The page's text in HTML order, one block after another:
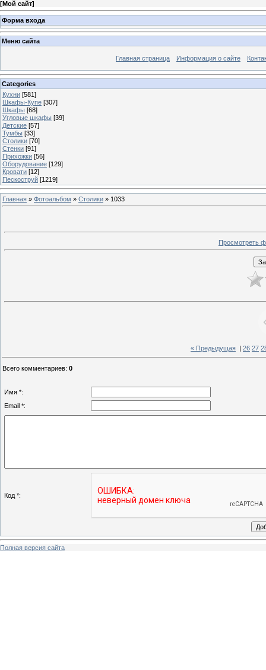
[Мой сайт]
Форма входа
Меню сайта
Главная страница Информация о сайте
Categories
Кухни [581]
Шкафы-Купе [307]
Шкафы [68]
Угловые шкафы [39]
Детские [57]
Тумбы [33]
Столики [70]
Стенки [91]
Прихожки [56]
Оборудование [129]
Кровати [12]
Пескоструй [1219]
Главная » Фотоальбом » Столики » 1033
Просмотреть
« Предыдущая 26 27
Всего комментариев: 0
Имя *:
Email *:
Код *:
Полная версия сайта